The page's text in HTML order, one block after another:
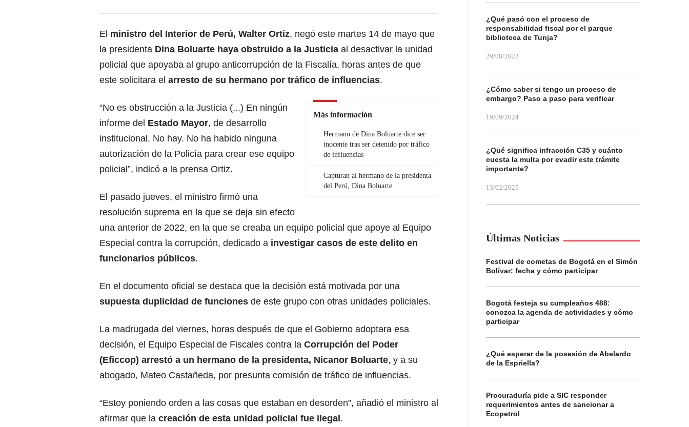
El ministro del Interior de Perú, Walter Ortiz, negó este martes 14 de mayo que
la presidenta Dina Boluarte haya obstruido a la Justicia al desactivar la unidad
policial que apoyaba al grupo anticorrupción de la Fiscalía, horas antes de que
este solicitara el arresto de su hermano por tráfico de influencias.
Más información
Hermano de Dina Boluarte dice ser
inocente tras ser detenido por tráfico
de influencias
Capturan al hermano de la presidenta
del Perú, Dina Boluarte
“No es obstrucción a la Justicia (...) En ningún
informe del Estado Mayor, de desarrollo
institucional. No hay. No ha habido ninguna
autorización de la Policía para crear ese equipo
policial”, indicó a la prensa Ortiz.
El pasado jueves, el ministro firmó una
resolución suprema en la que se deja sin efecto
una anterior de 2022, en la que se creaba un equipo policial que apoye al Equipo
Especial contra la corrupción, dedicado a investigar casos de este delito en
funcionarios públicos.
En el documento oficial se destaca que la decisión está motivada por una
supuesta duplicidad de funciones de este grupo con otras unidades policiales.
La madrugada del viernes, horas después de que el Gobierno adoptara esa
decisión, el Equipo Especial de Fiscales contra la Corrupción del Poder
(Eficcop) arrestó a un hermano de la presidenta, Nicanor Boluarte, y a su
abogado, Mateo Castañeda, por presunta comisión de tráfico de influencias.
“Estoy poniendo orden a las cosas que estaban en desorden”, añadió el ministro al
afirmar que la creación de esta unidad policial fue ilegal .
¿Qué pasó con el proceso de
responsabilidad fiscal por el parque
biblioteca de Tunja?
29/08/2023
¿Cómo saber si tengo un proceso de
embargo? Paso a paso para verificar
19/09/2024
¿Qué significa infracción C35 y cuánto
cuesta la multa por evadir este trámite
importante?
13/02/2025
Últimas Noticias
Festival de cometas de Bogotá en el Simón
Bolívar: fecha y cómo participar
Bogotá festeja su cumpleaños 488:
conozca la agenda de actividades y cómo
participar
¿Qué esperar de la posesión de Abelardo
de la Espriella?
Procuraduría pide a SIC responder
requerimientos antes de sancionar a
Ecopetrol